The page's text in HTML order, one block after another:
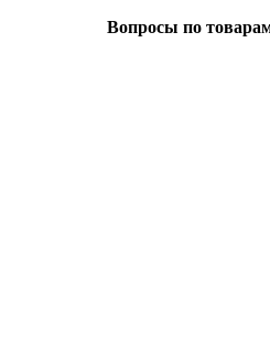
Вопросы по